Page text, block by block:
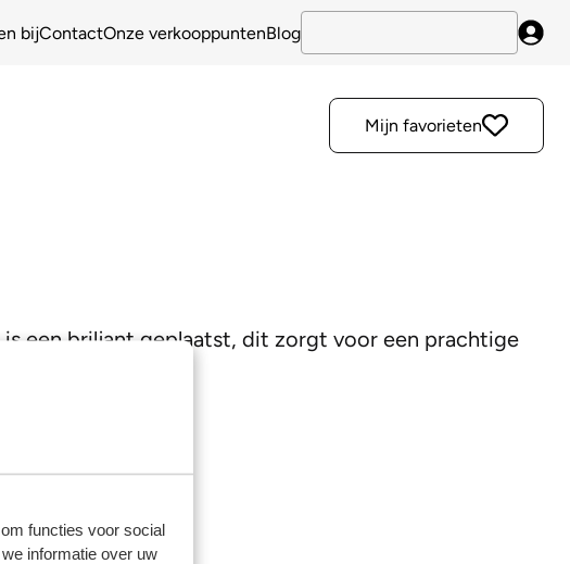
functies voor social
informatie over uw
bijContactOnze verkooppuntenBlog
Mijn favorieten
een briljant geplaatst, dit zorgt voor een prachtige